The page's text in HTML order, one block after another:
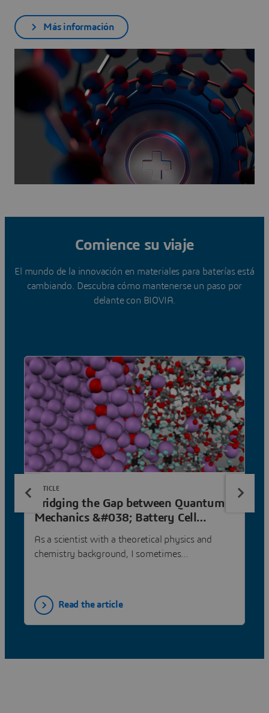
Más información
Comience su viaje
El mundo de la innovación en materiales para baterías está
cambiando. Descubra cómo mantenerse un paso por
delante con BIOVIA.
Bridging the Gap between Quantum
Mechanics &#038; Battery Cell
Design
As a scientist with a theoretical physics and
chemistry background, I sometimes...
ARTICLE
Read the article